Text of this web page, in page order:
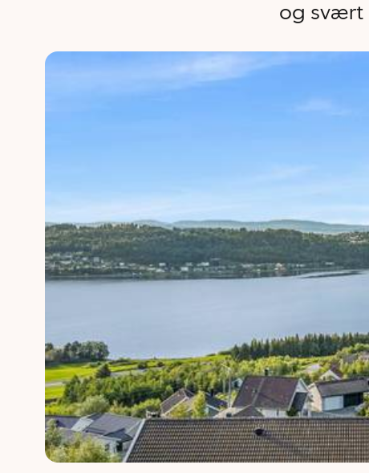
og svært